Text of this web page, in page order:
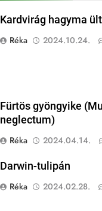
Kardvirág hagyma
Réka
2024.10.24.
Fürtös gyöngyike
neglectum)
Réka
2024.04.14.
Darwin-tulipán
Réka
2024.02.28.